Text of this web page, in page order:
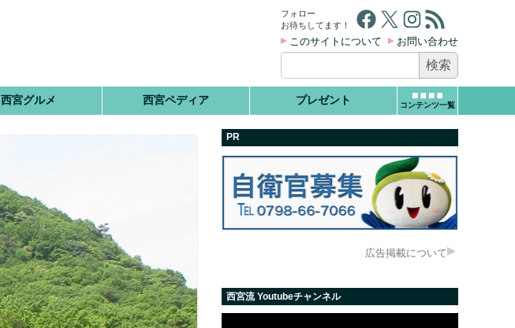
西宮グルメ 西宮ペディア プレゼント コンテンツ一覧
フォロー
お待ちしてます！
Facebook X Instagram RSS フィード
このサイトについて お問い合わせ
索:
PR
広告掲載について
西宮流 Youtubeチャンネル